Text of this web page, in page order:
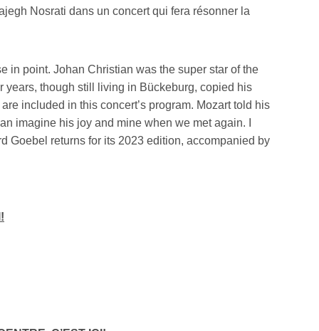
Nosrati dans un concert qui fera résonner la
in point. Johan Christian was the super star of the
years, though still living in Bückeburg, copied his
included in this concert’s program. Mozart told his
imagine his joy and mine when we met again. I
Goebel returns for its 2023 edition, accompanied by